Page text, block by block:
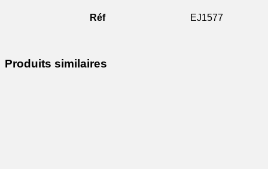
Réf EJ1577
Produits similaires